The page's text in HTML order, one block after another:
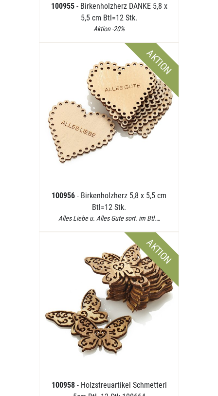
100955 - Birkenholzherz DANKE 5,8 x
5,5 cm Btl=12 Stk.
Aktion -20%
AKTION
100956 - Birkenholzherz 5,8 x 5,5 cm
Btl=12 Stk.
Alles Liebe u. Alles Gute sort. im Btl.…
AKTION
100958 - Holzstreuartikel Schmetterl